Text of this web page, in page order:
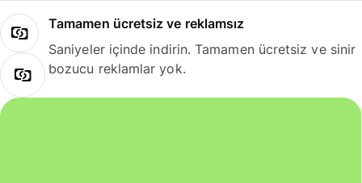
Tamamen ücretsiz ve reklamsız
Saniyeler içinde indirin. Tamamen ücretsiz ve sinir
bozucu reklamlar yok.